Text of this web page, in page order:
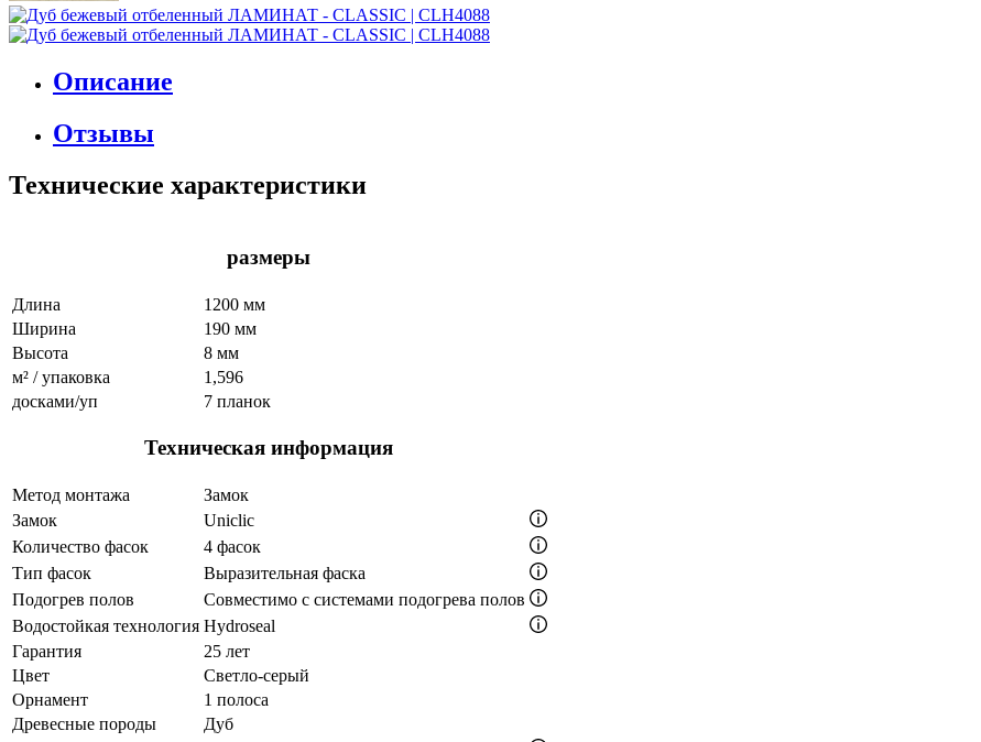
Описание
Отзывы
Технические характеристики
размеры
Длина
1200 мм
Ширина
190 мм
Высота
8 мм
м² / упаковка
1,596
досками/уп
7 планок
Техническая информация
Метод монтажа
Замок
Замок
Uniclic
Количество фасок
4 фасок
Тип фасок
Выразительная фаска
Подогрев полов
Совместимо с системами подогрева полов
Водостойкая технология Hydroseal
Гарантия
25 лет
Цвет
Светло-серый
Орнамент
1 полоса
Древесные породы
Дуб